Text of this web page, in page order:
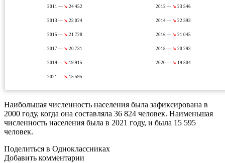
2011 — ↘ 24 452 2012 — ↘ 23 546
2013 — ↘ 23 024 2014 — ↘ 22 393
2015 — ↘ 21 728 2016 — ↘ 21 045
2017 — ↘ 20 731 2018 — ↘ 20 293
2019 — ↘ 19 915 2020 — ↘ 19 504
2021 — ↘ 15 595
Наибольшая численность населения была зафиксирована в
2000 году, когда она составляла 36 824 человек. Наименьшая
численность населения была в 2021 году, и была 15 595
человек.
Поделиться в Одноклассниках
Добавить комментарии